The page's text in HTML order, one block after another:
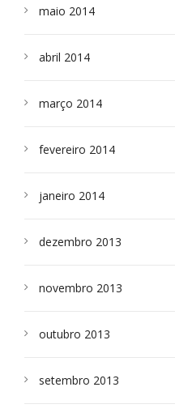
maio 2014
abril 2014
março 2014
fevereiro 2014
janeiro 2014
dezembro 2013
novembro 2013
outubro 2013
setembro 2013